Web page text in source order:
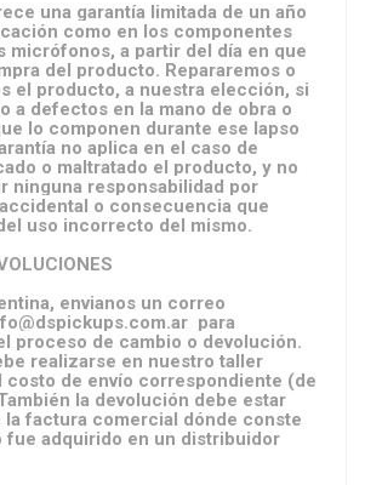
una garantía limitada de un año
como en los componentes
micrófonos, a partir del día en que
del producto. Repararemos o
el producto, a nuestra elección, si
a defectos en la mano de obra o
lo componen durante ese lapso
no aplica en el caso de
o maltratado el producto, y no
ninguna responsabilidad por
o consecuencia que
uso incorrecto del mismo.
envianos un correo
para
proceso de cambio o devolución.
realizarse en nuestro taller
costo de envío correspondiente (de
la devolución debe estar
la factura comercial dónde conste
fue adquirido en un distribuidor